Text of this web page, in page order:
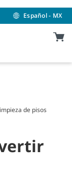
Español - MX
de pisos